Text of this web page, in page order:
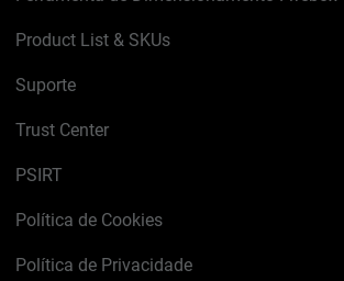
Product List & SKUs
Suporte
Trust Center
PSIRT
Política de Cookies
Política de Privacidade